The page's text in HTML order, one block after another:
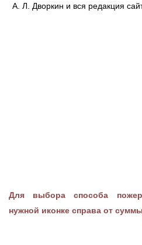
А. Л. Дворкин и вся редакция
Для выбора способа
нужной иконке справа от суммы